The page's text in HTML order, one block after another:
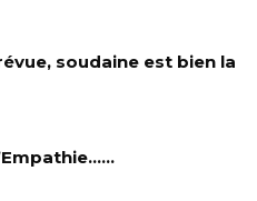
soudaine est bien la